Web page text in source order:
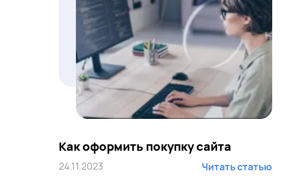
Как оформить покупку сайта
24.11.2023 Читать статью